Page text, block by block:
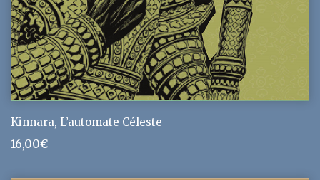
Kinnara, L’automate Céleste
16,00€